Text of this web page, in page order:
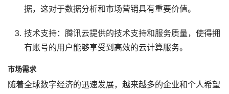
据，这对于数据分析和市场营销具有重要价值。
技术支持：腾讯云提供的技术支持和服务质量，使得拥
有账号的用户能够享受到高效的云计算服务。
市场需求
随着全球数字经济的迅速发展，越来越多的企业和个人希望